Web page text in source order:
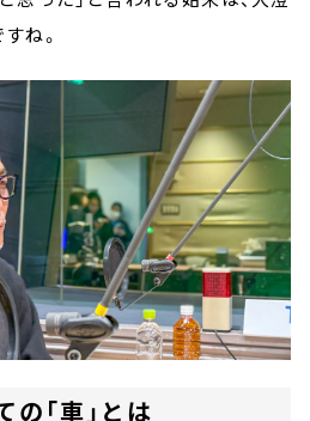
ね。
「車」とは